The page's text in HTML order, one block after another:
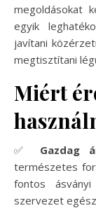
megoldásokat
egyik
javítani
megtisztítani
Miért
✅ Gazdag
természetes
fontos ásványi
szervezet